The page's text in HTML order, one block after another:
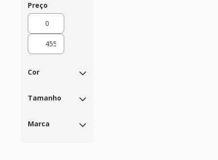
Preço
Cor
Tamanho
Marca